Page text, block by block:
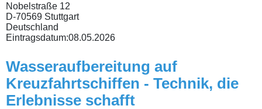
Nobelstraße 12
D-70569 Stuttgart
Deutschland
Eintragsdatum:08.05.2026
Wasseraufbereitung auf
Kreuzfahrtschiffen - Technik, die
Erlebnisse schafft